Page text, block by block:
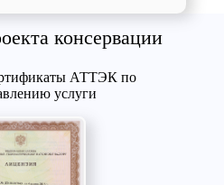
консервации
АТТЭК по
услуги